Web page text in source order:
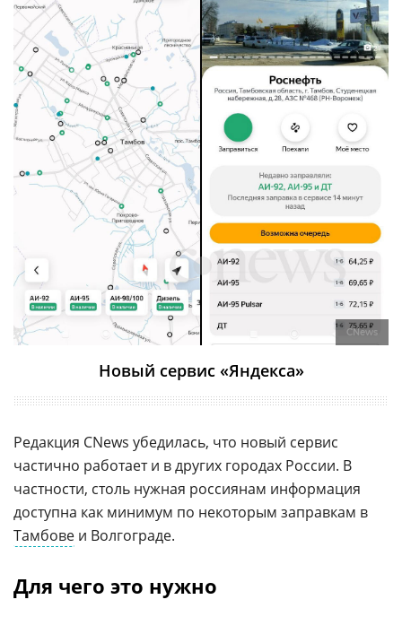
CNews
Новый сервис «Яндекса»
Редакция CNews убедилась, что новый сервис
частично работает и в других городах России. В
частности, столь нужная россиянам информация
доступна как минимум по некоторым заправкам в
Тамбове и Волгограде.
Для чего это нужно